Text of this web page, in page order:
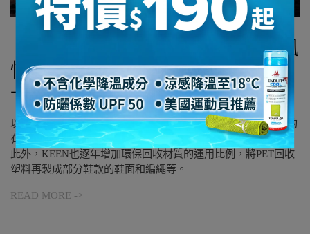
【KEEN】西濱黑色大地 ：西岸風
情與牡蠣殼的回收再生│「讓我們
一起為環境做有意識的行動」
以環境永續為己任的KEEN，近年持續致力消除產品和供應鏈的
有害化學物品，目前已有高達98%的比例皆不含永久化學品；
此外，KEEN也逐年增加環保回收材質的運用比例，將PET回收
塑料再製成部分鞋款的鞋面和編繩等。
READ MORE ->